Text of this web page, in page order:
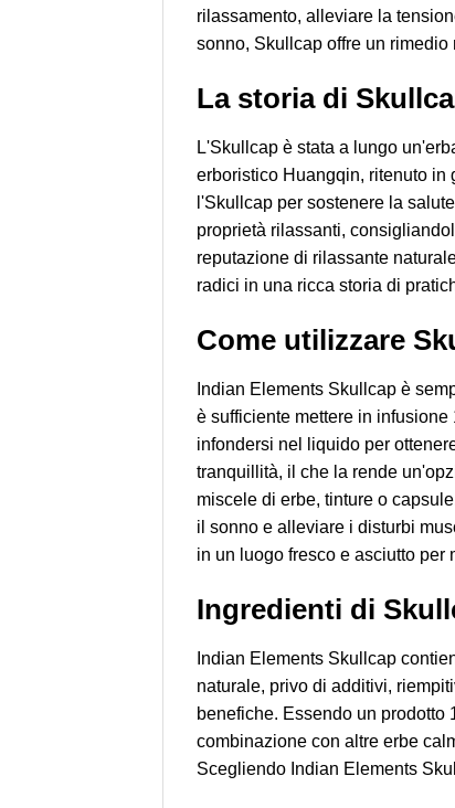
rilassamento, alleviare la
sonno, Skullcap offre un rimedio
La storia di
L'Skullcap è stata a lungo
erboristico Huangqin, ritenuto
l'Skullcap per sostenere la
proprietà rilassanti,
reputazione di rilassante
radici in una ricca storia di
Come utilizzare
Indian Elements Skullcap è
è sufficiente mettere in
infondersi nel liquido per
tranquillità, il che la rende
miscele di erbe, tinture o
il sonno e alleviare i disturbi
in un luogo fresco e asciutto per
Ingredienti di
Indian Elements Skullcap
naturale, privo di additivi,
benefiche. Essendo un
combinazione con altre erbe
Scegliendo Indian Elements